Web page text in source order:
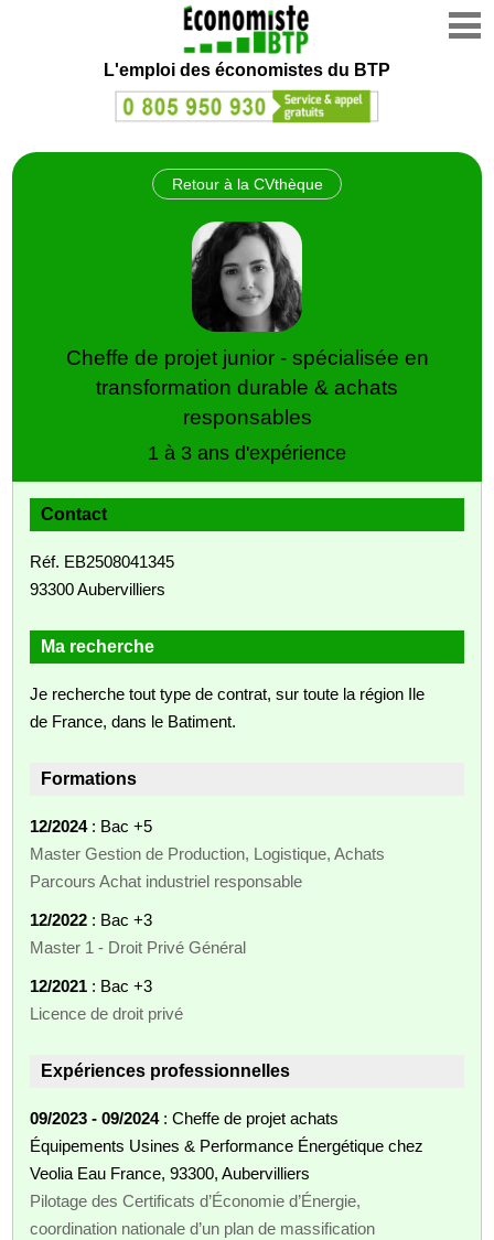
L'emploi des économistes du BTP
Retour à la CVthèque
Cheffe de projet junior - spécialisée en
transformation durable & achats
responsables
1 à 3 ans d'expérience
Contact
Réf. EB2508041345
93300 Aubervilliers
Ma recherche
Je recherche tout type de contrat, sur toute la région Ile
de France, dans le Batiment.
Formations
12/2024: Bac +5
Master Gestion de Production, Logistique, Achats
Parcours Achat industriel responsable
12/2022 : Bac +3
Master 1 - Droit Privé Général
12/2021 : Bac +3
Licence de droit privé
Expériences professionnelles
09/2023 - 09/2024: Cheffe de projet achats
Équipements Usines & Performance Énergétique chez
Veolia Eau France, 93300, Aubervilliers
Pilotage des Certificats d’Économie d’Énergie,
coordination nationale d’un plan de massification